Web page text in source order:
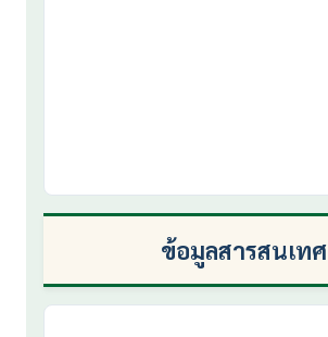
ข้อมูลสารสนเทศ